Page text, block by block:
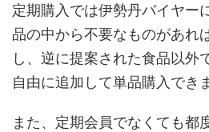
定期購入では伊勢丹バイヤー
品の中から不要なものがあれ
し、逆に提案された食品以外
自由に追加して単品購入でき
また、定期会員でなくても都